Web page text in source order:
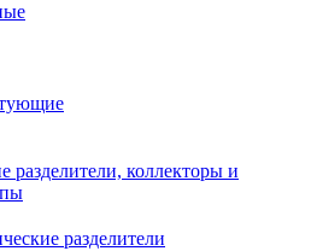
разделители, коллекторы и
разделители